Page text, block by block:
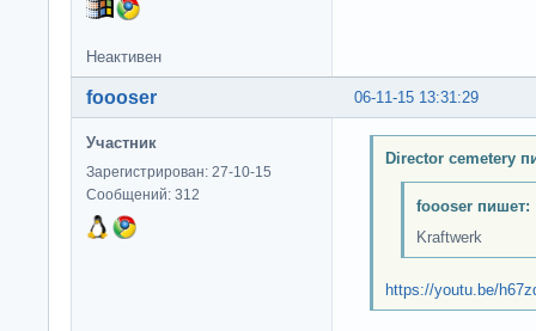
Неактивен
06-11-15 13:31:29
foooser
Участник
Зарегистрирован: 27-10-15
Сообщений: 312
Director cemetery
foooser пишет:
Kraftwerk
https://youtu.be/